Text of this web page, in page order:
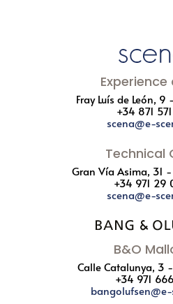
Fray Luís de León, 9
+34 871
scena@e-
Technical
Gran Vía Asima, 31
+34 971 29
scena@e-
B&O
Calle Catalunya, 3
+34 971